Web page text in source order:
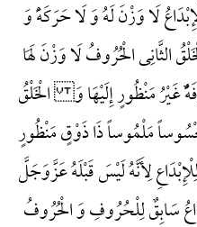
لَا وَزْنَ لَهُ وَ لَا حَرَکَهًَْ وَ
الْحُرُوفُ لَا وَزْنَ لَهَا
مَنْظُورٍ إِلَیْهَا وَ الْخَلْقُ
مَلْمُوساً ذَا ذَوْقٍ مَنْظُورٍ
لِأَنَّهُ لَیْسَ قَبْلَهُ عَزَّوَجَلَّ
سَابِقٌ لِلْحُرُوفِ وَ الْحُرُوفُ